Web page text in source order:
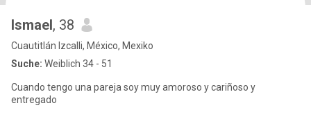
Ismael, 38
Cuautitlán Izcalli, México, Mexiko
Suche: Weiblich 34 - 51
Cuando tengo una pareja soy muy amoroso y cariñoso y
entregado